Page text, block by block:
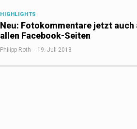
HIGHLIGHTS
Neu: Fotokommentare jetzt auch
allen Facebook-Seiten
Philipp Roth - 19. Juli 2013